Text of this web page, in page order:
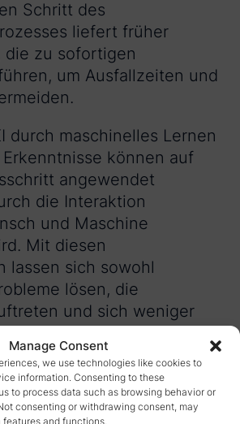
Manage Consent
we use technologies like cookies to
information. Consenting to these
to process data such as browsing behavior or
consenting or withdrawing consent, may
and functions.
Schritt des
liefert früher
die zu sofortigen
um Ausfallzeiten und
durch maschinelles Lernen
können auf
angewendet
die Interaktion
und Maschine
Mit diesen
lassen sich sowohl
lösen, die
und sich weniger
d. h. kurzzeitige
Fehler, die
verursachen.